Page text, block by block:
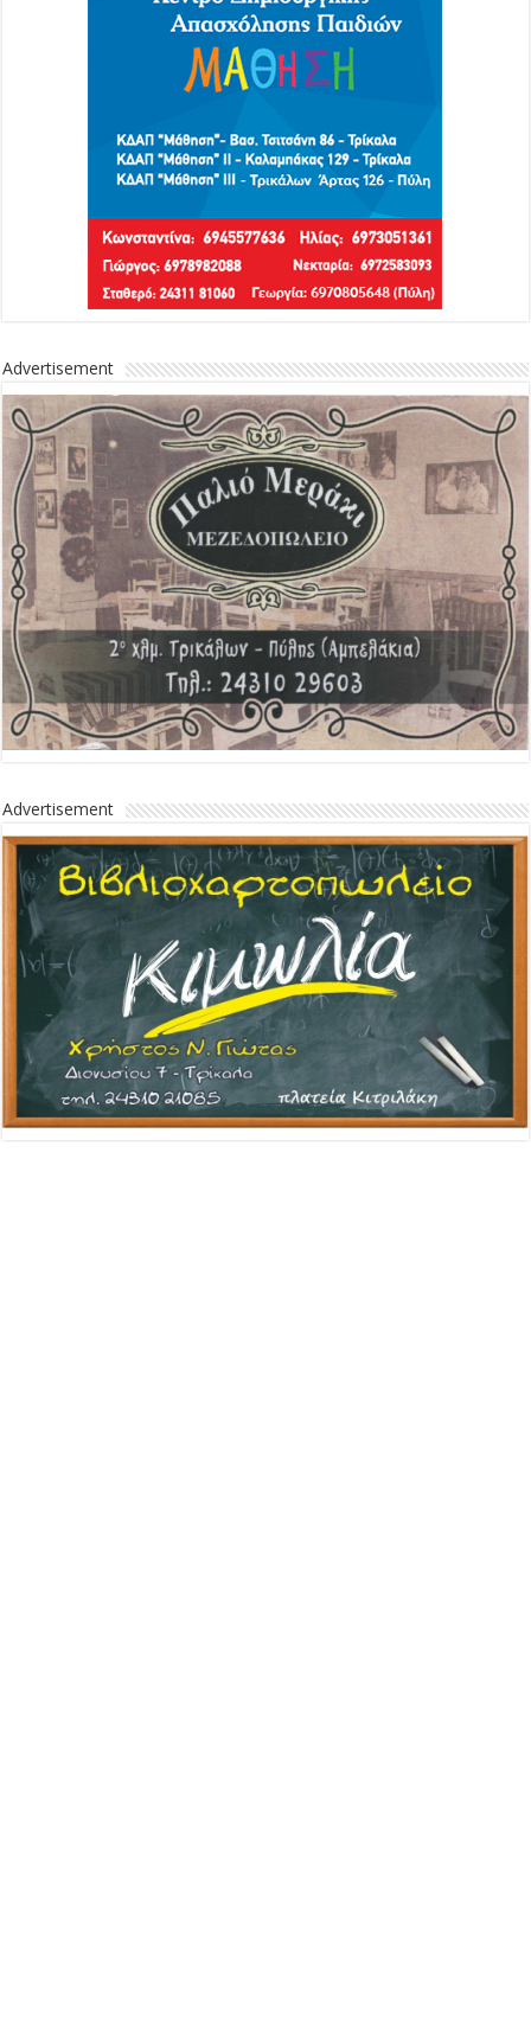
Advertisement
Advertisement